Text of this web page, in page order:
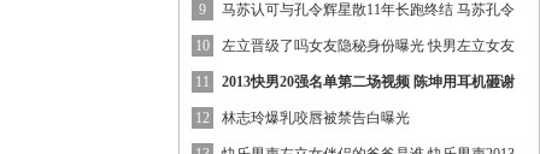
情
9 马苏认可与孔令辉星散11年长跑终结 马苏孔令
辉
10 左立晋级了吗女友隐秘身份曝光 快男左立女友
劈
11 2013快男20强名单第二场视频 陈坤用耳机砸谢
霆
12 林志玲爆乳咬唇被禁告白曝光